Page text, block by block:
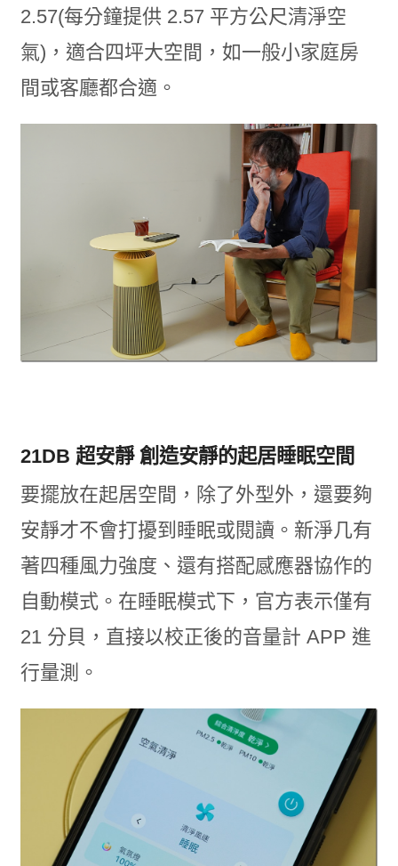
2.57(每分鐘提供 2.57 平方公尺清淨空
氣)，適合四坪大空間，如一般小家庭房
間或客廳都合適。
21DB 超安靜 創造安靜的起居睡眠空間
要擺放在起居空間，除了外型外，還要夠
安靜才不會打擾到睡眠或閱讀。新淨几有
著四種風力強度、還有搭配感應器協作的
自動模式。在睡眠模式下，官方表示僅有
21 分貝，直接以校正後的音量計 APP 進
行量測。